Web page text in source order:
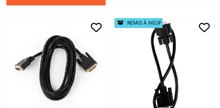
REMIS À NEUF